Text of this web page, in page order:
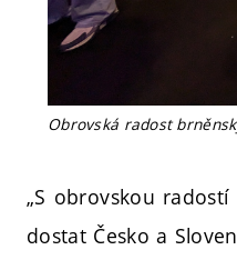
Obrovská radost
„S obrovskou
dostat Česko a